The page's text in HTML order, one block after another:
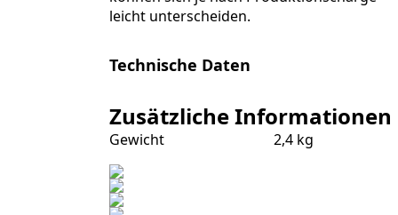
leicht unterscheiden.
Technische Daten
Zusätzliche Informationen
Gewicht 2,4 kg